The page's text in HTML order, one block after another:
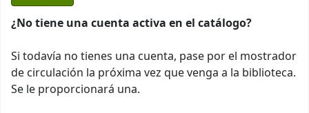
¿No tiene una cuenta activa en el catálogo?
Si todavía no tienes una cuenta, pase por el mostrador
de circulación la próxima vez que venga a la biblioteca.
Se le proporcionará una.